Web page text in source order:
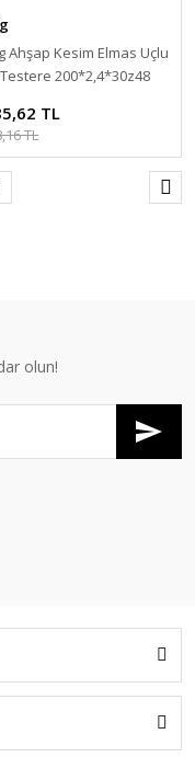
Ahşap Kesim Elmas Uçlu
200*2,4*30z48
TL
TL
olun!